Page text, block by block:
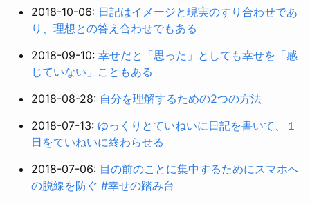
2018-10-06: 日記はイメージと現実のすり合わせであ
り、理想との答え合わせでもある
2018-09-10: 幸せだと「思った」としても幸せを「感
じていない」こともある
2018-08-28: 自分を理解するための2つの方法
2018-07-13: ゆっくりとていねいに日記を書いて、１
日をていねいに終わらせる
2018-07-06: 目の前のことに集中するためにスマホへ
の脱線を防ぐ #幸せの踏み台